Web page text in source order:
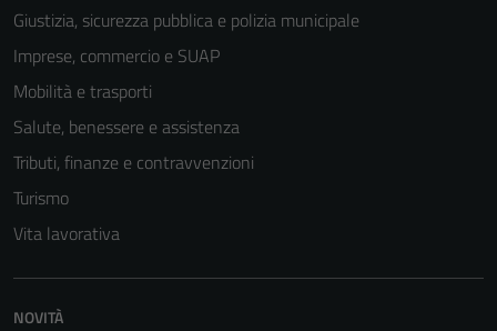
Giustizia, sicurezza pubblica e polizia municipale
Imprese, commercio e SUAP
Mobilità e trasporti
Salute, benessere e assistenza
Tributi, finanze e contravvenzioni
Turismo
Vita lavorativa
NOVITÀ